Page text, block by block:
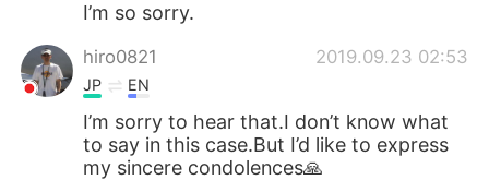
I’m so sorry.
hiro0821 2019.09.23 02:53
JP EN
I’m sorry to hear that.I don’t know what
to say in this case.But I’d like to express
my sincere condolences🙏